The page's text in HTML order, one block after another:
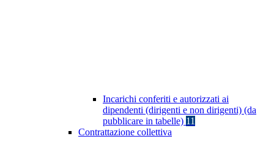
Incarichi conferiti e autorizzati ai
dipendenti (dirigenti e non dirigenti) (da
pubblicare in tabelle) 11
Contrattazione collettiva